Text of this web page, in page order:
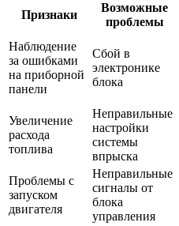
Признаки
Возможные
проблемы
Наблюдение
за ошибками
на приборной
панели
Сбой в
электронике
блока
Увеличение
расхода
топлива
Неправильные
настройки
системы
впрыска
Проблемы с
запуском
двигателя
Неправильные
сигналы от
блока
управления